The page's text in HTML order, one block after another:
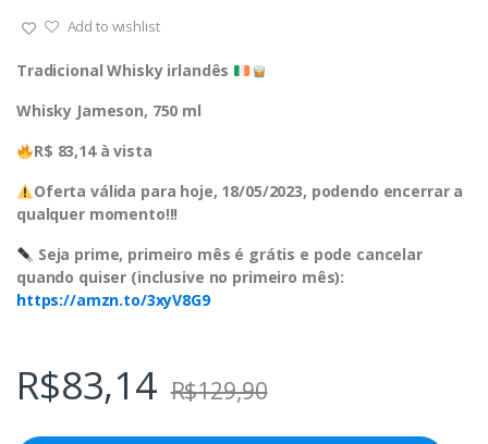
Add to wishlist
Tradicional Whisky irlandês
Whisky Jameson, 750 ml
R$ 83,14 à vista
Oferta válida para hoje, 18/05/2023, podendo encerrar a
qualquer momento!!!
Seja prime, primeiro mês é grátis e pode cancelar
quando quiser (inclusive no primeiro mês):
https://amzn.to/3xyV8G9
R$83,14 R$129,90